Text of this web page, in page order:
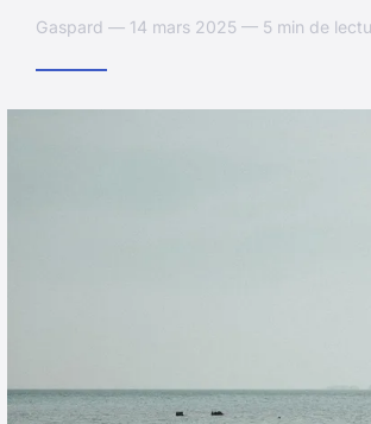
Gaspard — 14 mars 2025 — 5 min de